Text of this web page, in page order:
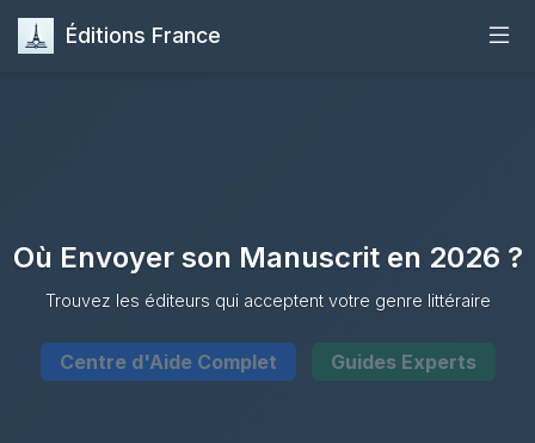
Éditions France
Guides
Formation
Où Envoyer son Manuscrit en 2026 ?
Trouvez les éditeurs qui acceptent votre genre littéraire
Centre d'Aide Complet Guides Experts